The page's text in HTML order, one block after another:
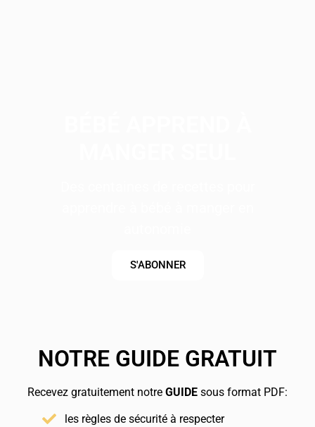
S'ABONNER
NOTRE GUIDE GRATUIT
Recevez gratuitement notre GUIDE sous format PDF:
les règles de sécurité à respecter